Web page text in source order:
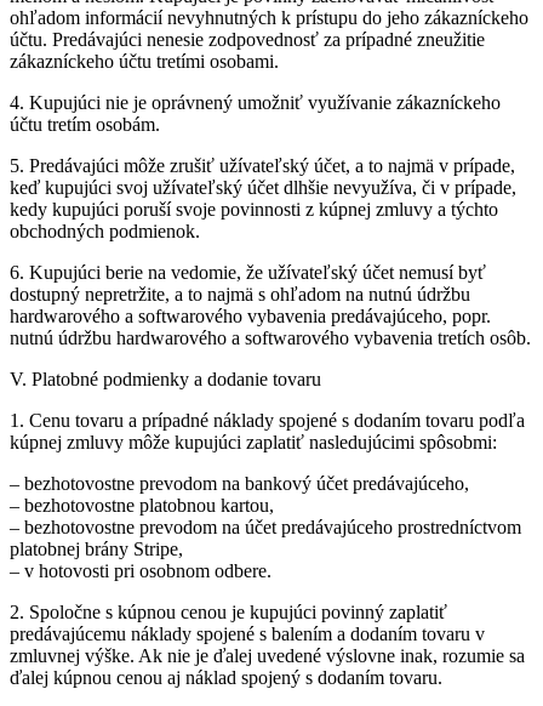
ohľadom informácií nevyhnutných k prístupu do jeho zákazníckeho
účtu. Predávajúci nenesie zodpovednosť za prípadné zneužitie
zákazníckeho účtu tretími osobami.
4. Kupujúci nie je oprávnený umožniť využívanie zákazníckeho
účtu tretím osobám.
5. Predávajúci môže zrušiť užívateľský účet, a to najmä v prípade,
keď kupujúci svoj užívateľský účet dlhšie nevyužíva, či v prípade,
kedy kupujúci poruší svoje povinnosti z kúpnej zmluvy a týchto
obchodných podmienok.
6. Kupujúci berie na vedomie, že užívateľský účet nemusí byť
dostupný nepretržite, a to najmä s ohľadom na nutnú údržbu
hardwarového a softwarového vybavenia predávajúceho, popr.
nutnú údržbu hardwarového a softwarového vybavenia tretích osôb.
V. Platobné podmienky a dodanie tovaru
1. Cenu tovaru a prípadné náklady spojené s dodaním tovaru podľa
kúpnej zmluvy môže kupujúci zaplatiť nasledujúcimi spôsobmi:
– bezhotovostne prevodom na bankový účet predávajúceho,
– bezhotovostne platobnou kartou,
– bezhotovostne prevodom na účet predávajúceho prostredníctvom
platobnej brány Stripe,
– v hotovosti pri osobnom odbere.
2. Spoločne s kúpnou cenou je kupujúci povinný zaplatiť
predávajúcemu náklady spojené s balením a dodaním tovaru v
zmluvnej výške. Ak nie je ďalej uvedené výslovne inak, rozumie sa
ďalej kúpnou cenou aj náklad spojený s dodaním tovaru.